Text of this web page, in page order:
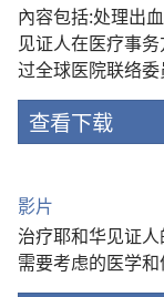
內容包括:处理出
见证人在医疗事
过全球医院联络委
查看下载
影片
治疗耶和华见证
需要考虑的医学和